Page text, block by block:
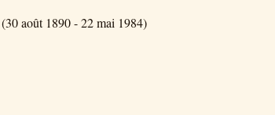
(30 août 1890 - 22 mai 1984)